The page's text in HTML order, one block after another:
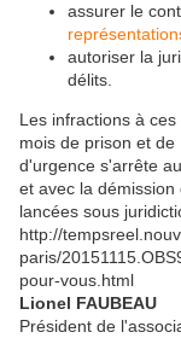
assurer le
autoriser la
délits.
Les infractions à
mois de prison et
d'urgence s'arrête
et avec la
lancées sous
http://
paris/
pour-vous.html
Lionel FAUBEAU
Président de